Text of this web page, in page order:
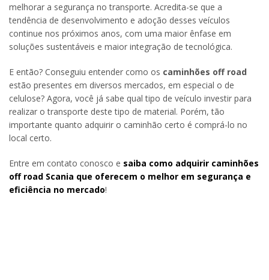
melhorar a segurança no transporte. Acredita-se que a
tendência de desenvolvimento e adoção desses veículos
continue nos próximos anos, com uma maior ênfase em
soluções sustentáveis e maior integração de tecnológica.
E então? Conseguiu entender como os caminhões off road
estão presentes em diversos mercados, em especial o de
celulose? Agora, você já sabe qual tipo de veículo investir para
realizar o transporte deste tipo de material. Porém, tão
importante quanto adquirir o caminhão certo é comprá-lo no
local certo.
Entre em contato conosco e saiba como adquirir caminhões
off road Scania que oferecem o melhor em segurança e
eficiência no mercado!